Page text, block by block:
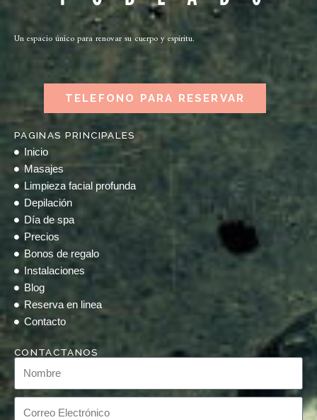
Un espacio único para renovar su cuerpo y espíritu.
TELEFONO PARA RESERVAR
PAGINAS PRINCIPALES
Inicio
Masajes
Limpieza facial profunda
Depilación
Día de spa
Precios
Bonos de regalo
Instalaciones
Blog
Reserva en linea
Contacto
CONTACTANOS